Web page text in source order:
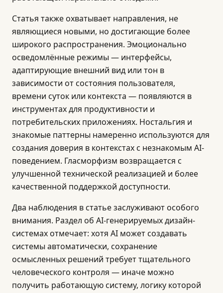
Статья также охватывает направления, не
являющиеся новыми, но достигающие более
широкого распространения. Эмоционально
осведомлённые режимы — интерфейсы,
адаптирующие внешний вид или тон в
зависимости от состояния пользователя,
времени суток или контекста — появляются в
инструментах для продуктивности и
потребительских приложениях. Ностальгия и
знакомые паттерны намеренно используются для
создания доверия в контекстах с незнакомым AI-
поведением. Гласморфизм возвращается с
улучшенной технической реализацией и более
качественной поддержкой доступности.
Два наблюдения в статье заслуживают особого
внимания. Раздел об AI-генерируемых дизайн-
системах отмечает: хотя AI может создавать
системы автоматически, сохранение
осмысленных решений требует тщательного
человеческого контроля — иначе можно
получить работающую систему, логику которой